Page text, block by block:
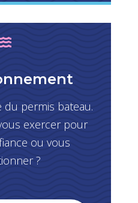
du permis bateau.
exercer pour
ou vous
?